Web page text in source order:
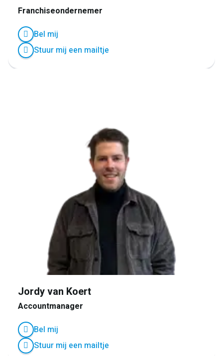
Franchiseondernemer
Bel mij
Stuur mij een mailtje
Jordy van Koert
Accountmanager
Bel mij
Stuur mij een mailtje